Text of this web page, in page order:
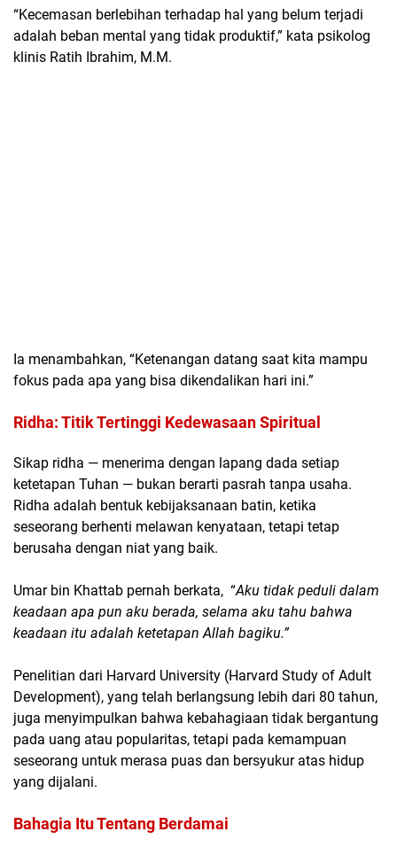
“Kecemasan berlebihan terhadap hal yang belum terjadi
adalah beban mental yang tidak produktif,” kata psikolog
klinis Ratih Ibrahim, M.M.
Ia menambahkan, “Ketenangan datang saat kita mampu
fokus pada apa yang bisa dikendalikan hari ini.”
Ridha: Titik Tertinggi Kedewasaan Spiritual
Sikap ridha — menerima dengan lapang dada setiap
ketetapan Tuhan — bukan berarti pasrah tanpa usaha.
Ridha adalah bentuk kebijaksanaan batin, ketika
seseorang berhenti melawan kenyataan, tetapi tetap
berusaha dengan niat yang baik.
Umar bin Khattab pernah berkata, “Aku tidak peduli dalam
keadaan apa pun aku berada, selama aku tahu bahwa
keadaan itu adalah ketetapan Allah bagiku.”
Penelitian dari Harvard University (Harvard Study of Adult
Development), yang telah berlangsung lebih dari 80 tahun,
juga menyimpulkan bahwa kebahagiaan tidak bergantung
pada uang atau popularitas, tetapi pada kemampuan
seseorang untuk merasa puas dan bersyukur atas hidup
yang dijalani.
Bahagia Itu Tentang Berdamai